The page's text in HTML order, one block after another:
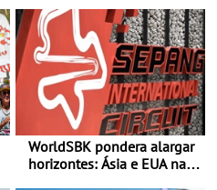
WorldSBK pondera alargar
horizontes: Ásia e EUA na